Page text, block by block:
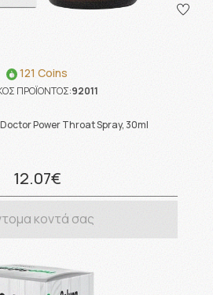
121 Coins
ΠΡΟΪΟΝΤΟΣ:92011
Power Throat Spray, 30ml
12.07€
κοντά σας